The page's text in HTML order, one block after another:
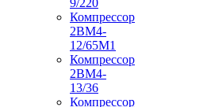
Компрессор
2ВМ4-
12/65М1
Компрессор
2ВМ4-
13/36
Компрессор